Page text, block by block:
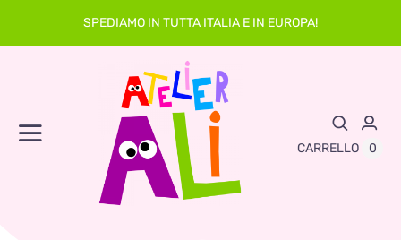
SPEDIAMO IN TUTTA ITALIA E IN EUROPA!
Toggle
Navigation Abbigliamento
CARRELLO 0